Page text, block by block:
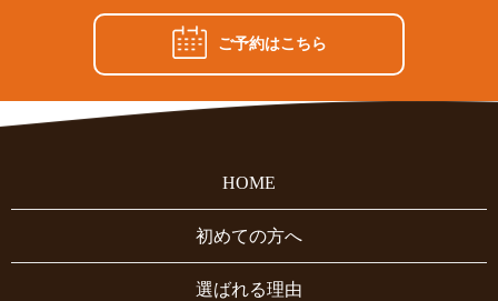
ご予約はこちら
HOME
初めての方へ
選ばれる理由